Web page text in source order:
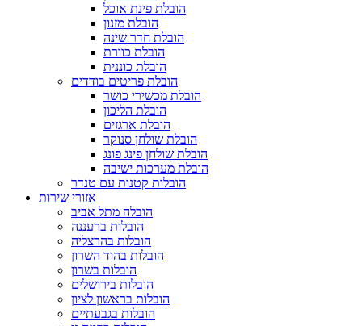
הובלת פינת אוכל
הובלת מזנון
הובלת חדר שינה
הובלת כוורת
הובלת כוננית
הובלת פריטים בודדים
הובלת מכשירי כושר
הובלת הליכון
הובלת ארגזים
הובלת שולחן סנוקר
הובלת שולחן פינג פונג
הובלת מערכות ישיבה
הובלות קטנות עם טנדר
אזורי שירות
הובלה מתל אביב
הובלות ברעננה
הובלות בהרצליה
הובלות בהוד השרון
הובלות בשרון
הובלות בירושלים
הובלות בראשון לציון
הובלות בגבעתיים